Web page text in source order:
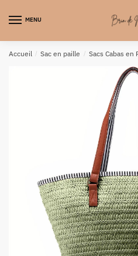
MENU
Accueil / Sac en paille / Sacs Cabas en